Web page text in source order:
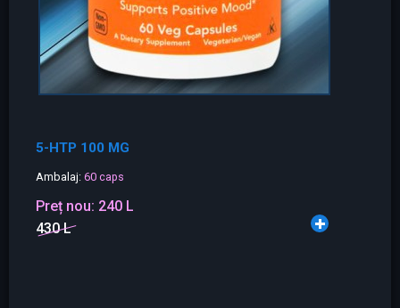
5-HTP 100 MG
Ambalaj: 60 caps
Preț nou: 240 L
430 L